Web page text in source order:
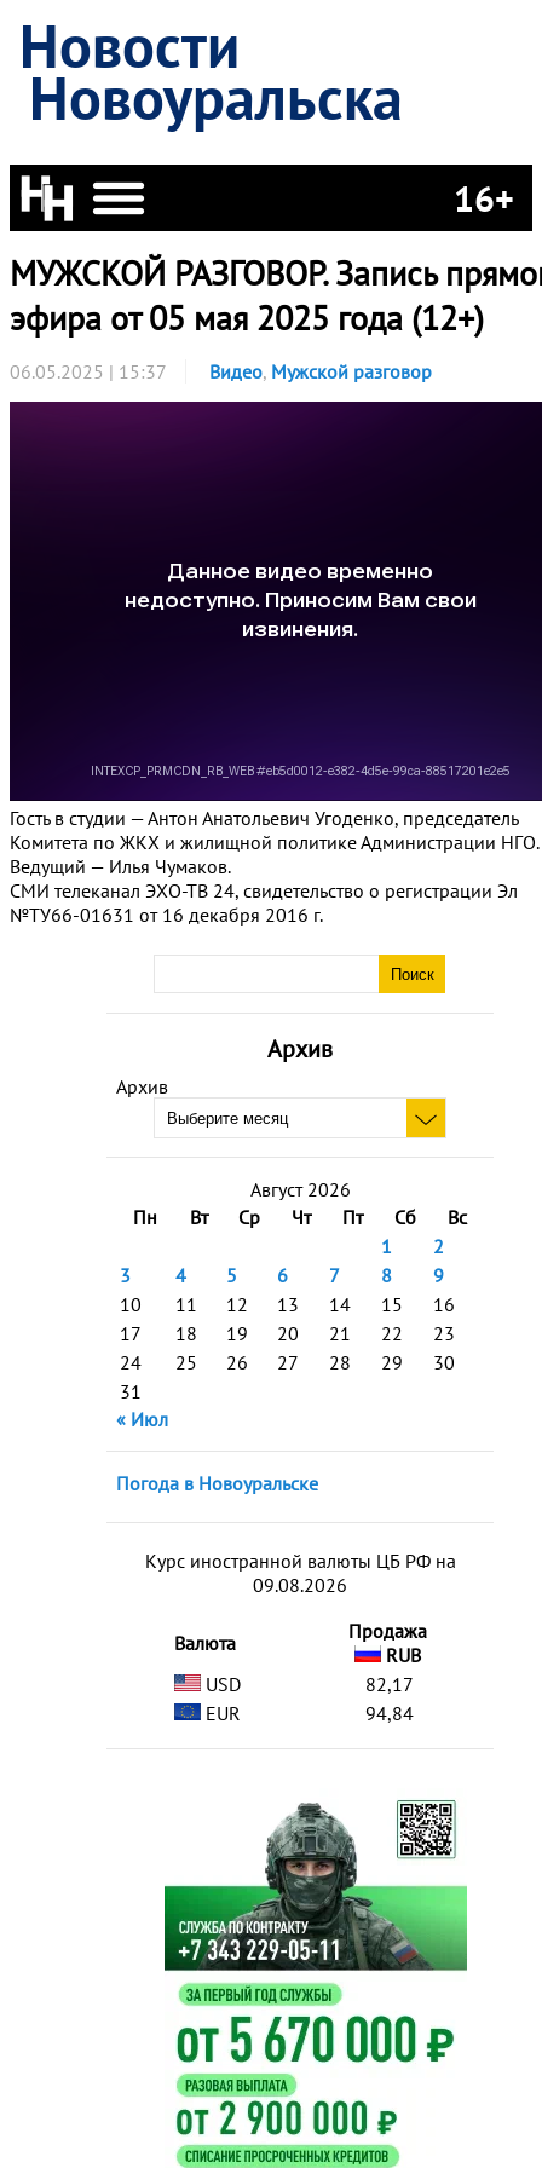
Новости
Новоуральска
16+
Архив
Архив
Август 2026
Пн
Вт Ср Чт Пт Сб
Вс
1
2
3
4 5 6 7 8
9
10
11 12 13 14 15
16
17
18 19 20 21 22
23
24
25 26 27 28 29
30
31
« Июл
Погода в Новоуральске
Курс иностранной валюты ЦБ РФ на
09.08.2026
Валюта
Продажа
RUB
USD
82,17
EUR
94,84
МУЖСКОЙ РАЗГОВОР. Запись
эфира от 05 мая 2025 года (12+)
06.05.2025 | 15:37 Видео, Мужской разговор
Гость в студии — Антон Анатольевич Угоденко, председатель
Комитета по ЖКХ и жилищной политике Администрации НГО.
Ведущий — Илья Чумаков.
СМИ телеканал ЭХО-ТВ 24, свидетельство о регистрации Эл
№ТУ66-01631 от 16 декабря 2016 г.